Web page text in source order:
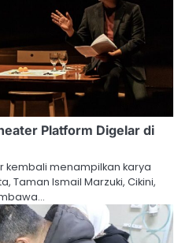
Platform Digelar di
kembali menampilkan karya
Taman Ismail Marzuki, Cikini,